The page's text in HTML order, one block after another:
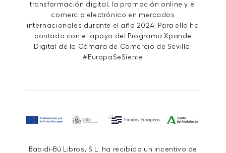
transformación digital, la promoción online y el
comercio electrónico en mercados
internacionales durante el año 2024. Para ello ha
contado con el apoyo del Programa Xpande
Digital de la Cámara de Comercio de Sevilla.
#EuropaSeSiente
Babidi-Bú Libros, S.L. ha recibido un incentivo de